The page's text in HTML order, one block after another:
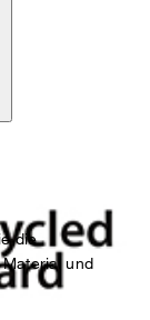
die
und